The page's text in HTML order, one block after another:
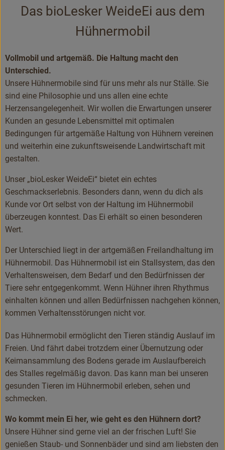
Bäckerei
Vorratskammer...
Drogerie
Getränke
Alternativen zu ...
Unser Lieferservice
Büro&Kita
Über uns
Service
Rezepte
Das bioLesker WeideEi aus dem
Hühnermobil
Vollmobil und artgemäß. Die Haltung macht den
Unterschied.
Unsere Hühnermobile sind für uns mehr als nur Ställe. Sie
sind eine Philosophie und uns allen eine echte
Herzensangelegenheit. Wir wollen die Erwartungen unserer
Kunden an gesunde Lebensmittel mit optimalen
Bedingungen für artgemäße Haltung von Hühnern vereinen
und weiterhin eine zukunftsweisende Landwirtschaft mit
gestalten.
Unser „bioLesker WeideEi“ bietet ein echtes
Geschmackserlebnis. Besonders dann, wenn du dich als
Kunde vor Ort selbst von der Haltung im Hühnermobil
überzeugen konntest. Das Ei erhält so einen besonderen
Wert.
Der Unterschied liegt in der artgemäßen Freilandhaltung im
Hühnermobil. Das Hühnermobil ist ein Stallsystem, das den
Verhaltensweisen, dem Bedarf und den Bedürfnissen der
Tiere sehr entgegenkommt. Wenn Hühner ihren Rhythmus
einhalten können und allen Bedürfnissen nachgehen können,
kommen Verhaltensstörungen nicht vor.
Das Hühnermobil ermöglicht den Tieren ständig Auslauf im
Freien. Und fährt dabei trotzdem einer Übernutzung oder
Keimansammlung des Bodens gerade im Auslaufbereich
des Stalles regelmäßig davon. Das kann man bei unseren
gesunden Tieren im Hühnermobil erleben, sehen und
schmecken.
Wo kommt mein Ei her, wie geht es den Hühnern dort?
Unsere Hühner sind gerne viel an der frischen Luft! Sie
genießen Staub- und Sonnenbäder und sind am liebsten den